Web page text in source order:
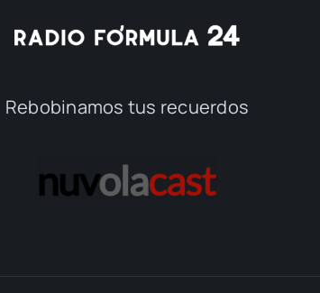
Rebobinamos tus recuerdos